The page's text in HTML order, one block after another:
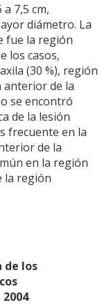
7,5 cm,
diámetro. La
fue la región
los casos,
(30 %), región
anterior de la
se encontró
de la lesión
frecuente en la
de la
en la región
la región
de los